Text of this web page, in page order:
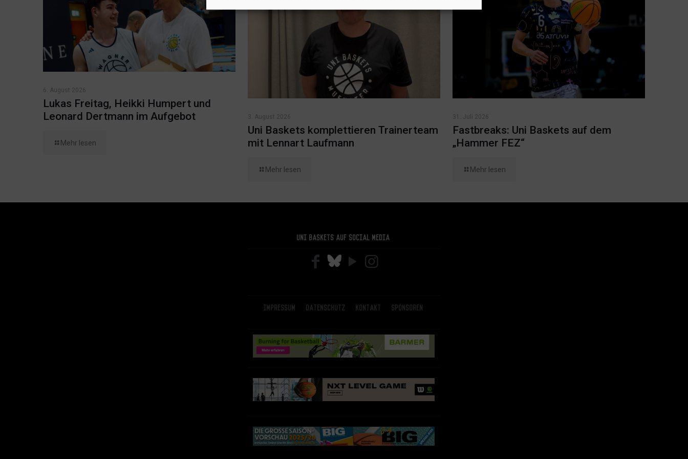
6. August 2026
Lukas Freitag, Heikki Humpert und
Leonard Dertmann im Aufgebot
Mehr lesen
3. August 2026
Uni Baskets komplettieren Trainerteam
mit Lennart Laufmann
Mehr lesen
31. Juli 2026
Fastbreaks: Uni Baskets auf dem
„Hammer FEZ“
Mehr lesen
Uni Baskets auf Social Media
Impressum Datenschutz Kontakt Sponsoren